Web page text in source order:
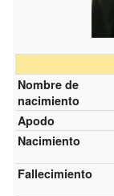
Nombre de
nacimiento
Apodo
Nacimiento
Fallecimiento